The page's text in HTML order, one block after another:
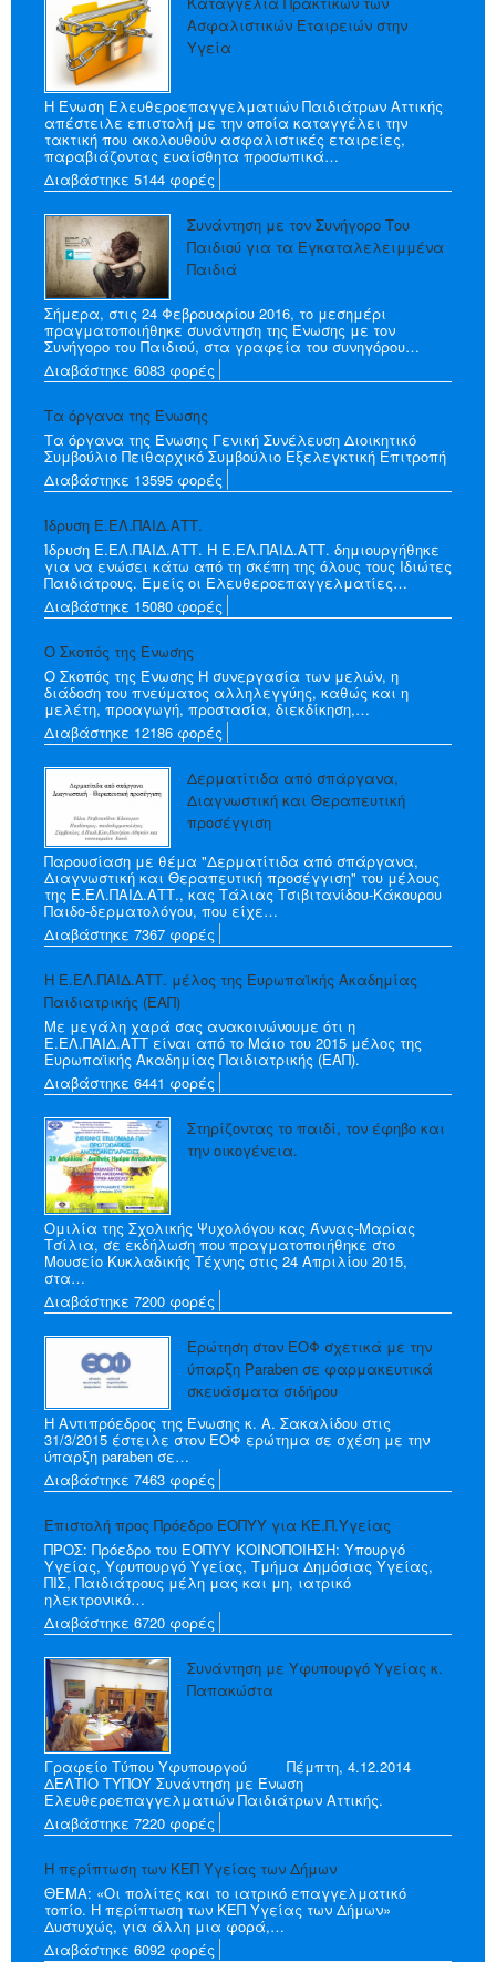
Ασφαλιστικών Εταιρειών στην
Υγεία
Η Ένωση Ελευθεροεπαγγελματιών Παιδιάτρων Αττικής
απέστειλε επιστολή με την οποία καταγγέλει την
τακτική που ακολουθούν ασφαλιστικές εταιρείες,
παραβιάζοντας ευαίσθητα προσωπικά…
Διαβάστηκε 5144 φορές
Συνάντηση με τον Συνήγορο Του
Παιδιού για τα Εγκαταλελειμμένα
Παιδιά
Σήμερα, στις 24 Φεβρουαρίου 2016, το μεσημέρι
πραγματοποιήθηκε συνάντηση της Ένωσης με τον
Συνήγορο του Παιδιού, στα γραφεία του συνηγόρου…
Διαβάστηκε 6083 φορές
Τα όργανα της Ένωσης
Τα όργανα της Ένωσης Γενική Συνέλευση Διοικητικό
Συμβούλιο Πειθαρχικό Συμβούλιο Εξελεγκτική Επιτροπή
Διαβάστηκε 13595 φορές
Ίδρυση Ε.ΕΛ.ΠΑΙΔ.ΑΤΤ.
Ίδρυση Ε.ΕΛ.ΠΑΙΔ.ΑΤΤ. Η Ε.ΕΛ.ΠΑΙΔ.ΑΤΤ. δημιουργήθηκε
για να ενώσει κάτω από τη σκέπη της όλους τους Ιδιώτες
Παιδιάτρους. Εμείς οι Ελευθεροεπαγγελματίες…
Διαβάστηκε 15080 φορές
Ο Σκοπός της Ένωσης
Ο Σκοπός της Ένωσης Η συνεργασία των μελών, η
διάδοση του πνεύματος αλληλεγγύης, καθώς και η
μελέτη, προαγωγή, προστασία, διεκδίκηση,…
Διαβάστηκε 12186 φορές
Δερματίτιδα από σπάργανα,
Διαγνωστική και Θεραπευτική
προσέγγιση
Παρουσίαση με θέμα "Δερματίτιδα από σπάργανα,
Διαγνωστική και Θεραπευτική προσέγγιση" του μέλους
της Ε.ΕΛ.ΠΑΙΔ.ΑΤΤ., κας Τάλιας Τσιβιτανίδου-Κάκουρου
Παιδο-δερματολόγου​, που είχε…
Διαβάστηκε 7367 φορές
H Ε.ΕΛ.ΠΑΙΔ.ΑΤΤ. μέλος της Ευρωπαϊκής Ακαδημίας
Παιδιατρικής (ΕΑΠ)
Με μεγάλη χαρά σας ανακοινώνουμε ότι η
Ε.ΕΛ.ΠΑΙΔ.ΑΤΤ είναι από το Μάιο του 2015 μέλος της
Ευρωπαϊκής Ακαδημίας Παιδιατρικής (ΕΑΠ).
Διαβάστηκε 6441 φορές
Στηρίζοντας το παιδί, τον έφηβο και
την οικογένεια.
Ομιλία της Σχολικής Ψυχολόγου κας Άννας-Μαρίας
Τσίλια, σε εκδήλωση που πραγματοποιήθηκε στο
Μουσείο Κυκλαδικής Τέχνης στις 24 Απριλίου 2015,
στα…
Διαβάστηκε 7200 φορές
Ερώτηση στον ΕΟΦ σχετικά με την
ύπαρξη Paraben σε φαρμακευτικά
σκευάσματα σιδήρου
Η Αντιπρόεδρος της Ένωσης κ. Α. Σακαλίδου στις
31/3/2015 έστειλε στον ΕΟΦ ερώτημα σε σχέση με την
ύπαρξη paraben σε…
Διαβάστηκε 7463 φορές
Επιστολή προς Πρόεδρο ΕΟΠΥΥ για ΚΕ.Π.Υγείας
ΠΡΟΣ: Πρόεδρο του ΕΟΠΥΥ ΚΟΙΝΟΠΟΙΗΣΗ: Υπουργό
Υγείας, Υφυπουργό Υγείας, Τμήμα Δημόσιας Υγείας,
ΠΙΣ, Παιδιάτρους μέλη μας και μη, ιατρικό
ηλεκτρονικό…
Διαβάστηκε 6720 φορές
Συνάντηση με Υφυπουργό Υγείας κ.
Παπακώστα
Γραφείο Τύπου Υφυπουργού Πέμπτη, 4.12.2014
ΔΕΛΤΙΟ ΤΥΠΟΥ Συνάντηση με Ένωση
Ελευθεροεπαγγελματιών Παιδιάτρων Αττικής.
Διαβάστηκε 7220 φορές
Η περίπτωση των ΚΕΠ Υγείας των Δήμων
ΘΕΜΑ: «Oι πολίτες και το ιατρικό επαγγελματικό
τοπίο. Η περίπτωση των ΚΕΠ Υγείας των Δήμων»
Δυστυχώς, για άλλη μια φορά,…
Διαβάστηκε 6092 φορές